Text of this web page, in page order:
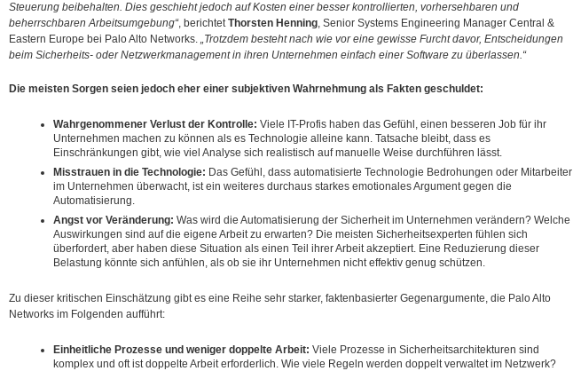
Steuerung beibehalten. Dies geschieht jedoch auf Kosten einer besser kontrollierten, vorhersehbaren und
beherrschbaren Arbeitsumgebung“, berichtetThorsten Henning, Senior Systems Engineering Manager Central &
Eastern Europe bei Palo Alto Networks. „Trotzdem besteht nach wie vor eine gewisse Furcht davor, Entscheidungen
beim Sicherheits- oder Netzwerkmanagement in ihren Unternehmen einfach einer Software zu überlassen.“
Die meisten Sorgen seien jedoch eher einer subjektiven Wahrnehmung als Fakten geschuldet:
Wahrgenommener Verlust der Kontrolle: Viele IT-Profis haben das Gefühl, einen besseren Job für ihr
Unternehmen machen zu können als es Technologie alleine kann. Tatsache bleibt, dass es
Einschränkungen gibt, wie viel Analyse sich realistisch auf manuelle Weise durchführen lässt.
Misstrauen in die Technologie: Das Gefühl, dass automatisierte Technologie Bedrohungen oder Mitarbeiter
im Unternehmen überwacht, ist ein weiteres durchaus starkes emotionales Argument gegen die
Automatisierung.
Angst vor Veränderung: Was wird die Automatisierung der Sicherheit im Unternehmen verändern? Welche
Auswirkungen sind auf die eigene Arbeit zu erwarten? Die meisten Sicherheitsexperten fühlen sich
überfordert, aber haben diese Situation als einen Teil ihrer Arbeit akzeptiert. Eine Reduzierung dieser
Belastung könnte sich anfühlen, als ob sie ihr Unternehmen nicht effektiv genug schützen.
Zu dieser kritischen Einschätzung gibt es eine Reihe sehr starker, faktenbasierter Gegenargumente, die Palo Alto
Networks im Folgenden aufführt:
Einheitliche Prozesse und weniger doppelte Arbeit: Viele Prozesse in Sicherheitsarchitekturen sind
komplex und oft ist doppelte Arbeit erforderlich. Wie viele Regeln werden doppelt verwaltet im Netzwerk?